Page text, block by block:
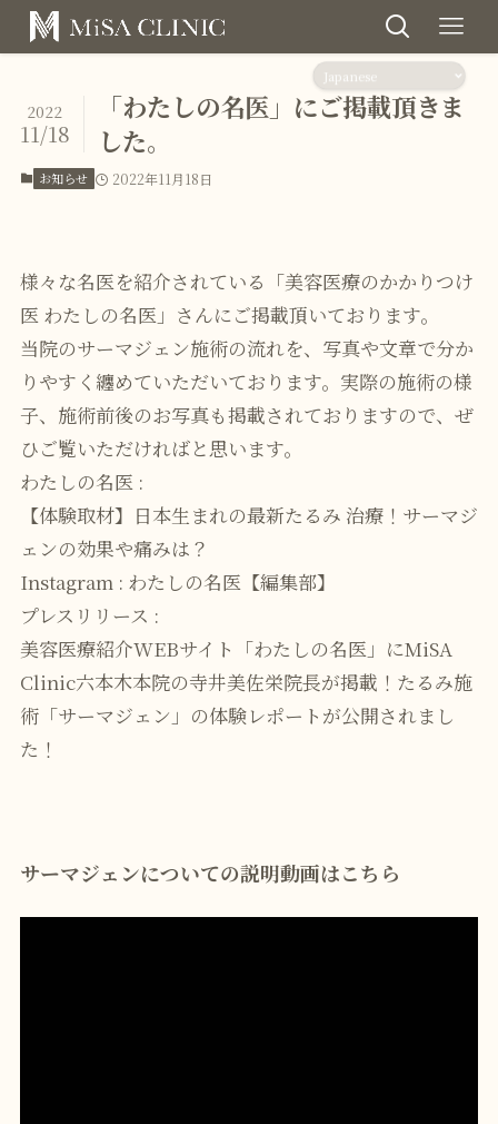
「わたしの名医」にご掲載頂きま
した。
2022
11/18
お知らせ 2022年11月18日
様々な名医を紹介されている「美容医療のかかりつけ
医 わたしの名医」さんにご掲載頂いております。
当院のサーマジェン施術の流れを、写真や文章で分か
りやすく纏めていただいております。実際の施術の様
子、施術前後のお写真も掲載されておりますので、ぜ
ひご覧いただければと思います。
わたしの名医 :
【体験取材】日本生まれの最新たるみ 治療！サーマジ
ェンの効果や痛みは？
Instagram : わたしの名医【編集部】
プレスリリース :
美容医療紹介WEBサイト「わたしの名医」にMiSA
Clinic六本木本院の寺井美佐栄院長が掲載！たるみ施
術「サーマジェン」の体験レポートが公開されまし
た！
サーマジェンについての説明動画はこちら